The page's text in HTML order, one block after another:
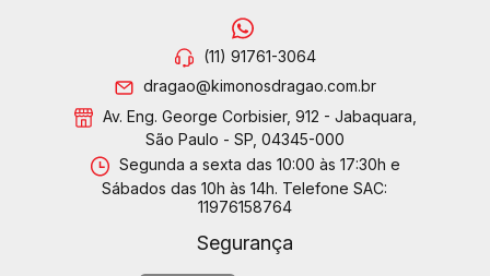
(11) 91761-3064
dragao@kimonosdragao.com.br
Av. Eng. George Corbisier, 912 - Jabaquara,
São Paulo - SP, 04345-000
Segunda a sexta das 10:00 às 17:30h e
Sábados das 10h às 14h. Telefone SAC:
11976158764
Segurança